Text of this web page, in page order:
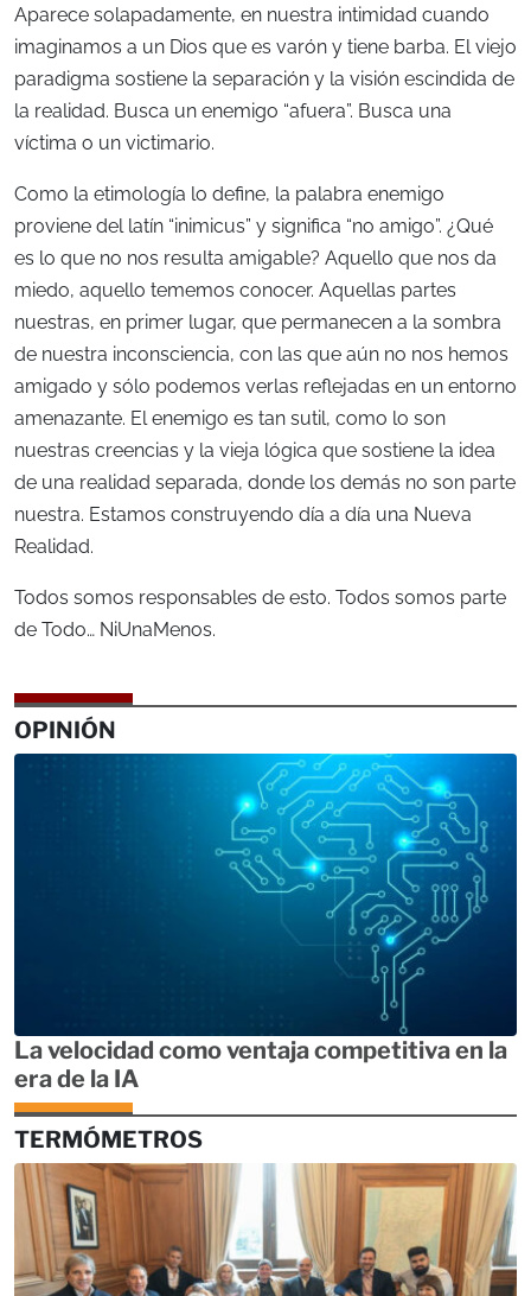
Aparece solapadamente, en nuestra intimidad cuando
imaginamos a un Dios que es varón y tiene barba. El viejo
paradigma sostiene la separación y la visión escindida de
la realidad. Busca un enemigo “afuera”. Busca una
víctima o un victimario.
Como la etimología lo define, la palabra enemigo
proviene del latín “inimicus” y significa “no amigo”. ¿Qué
es lo que no nos resulta amigable? Aquello que nos da
miedo, aquello tememos conocer. Aquellas partes
nuestras, en primer lugar, que permanecen a la sombra
de nuestra inconsciencia, con las que aún no nos hemos
amigado y sólo podemos verlas reflejadas en un entorno
amenazante. El enemigo es tan sutil, como lo son
nuestras creencias y la vieja lógica que sostiene la idea
de una realidad separada, donde los demás no son parte
nuestra. Estamos construyendo día a día una Nueva
Realidad.
Todos somos responsables de esto. Todos somos parte
de Todo… NiUnaMenos.
OPINIÓN
La velocidad como ventaja competitiva en la
era de la IA
TERMÓMETROS